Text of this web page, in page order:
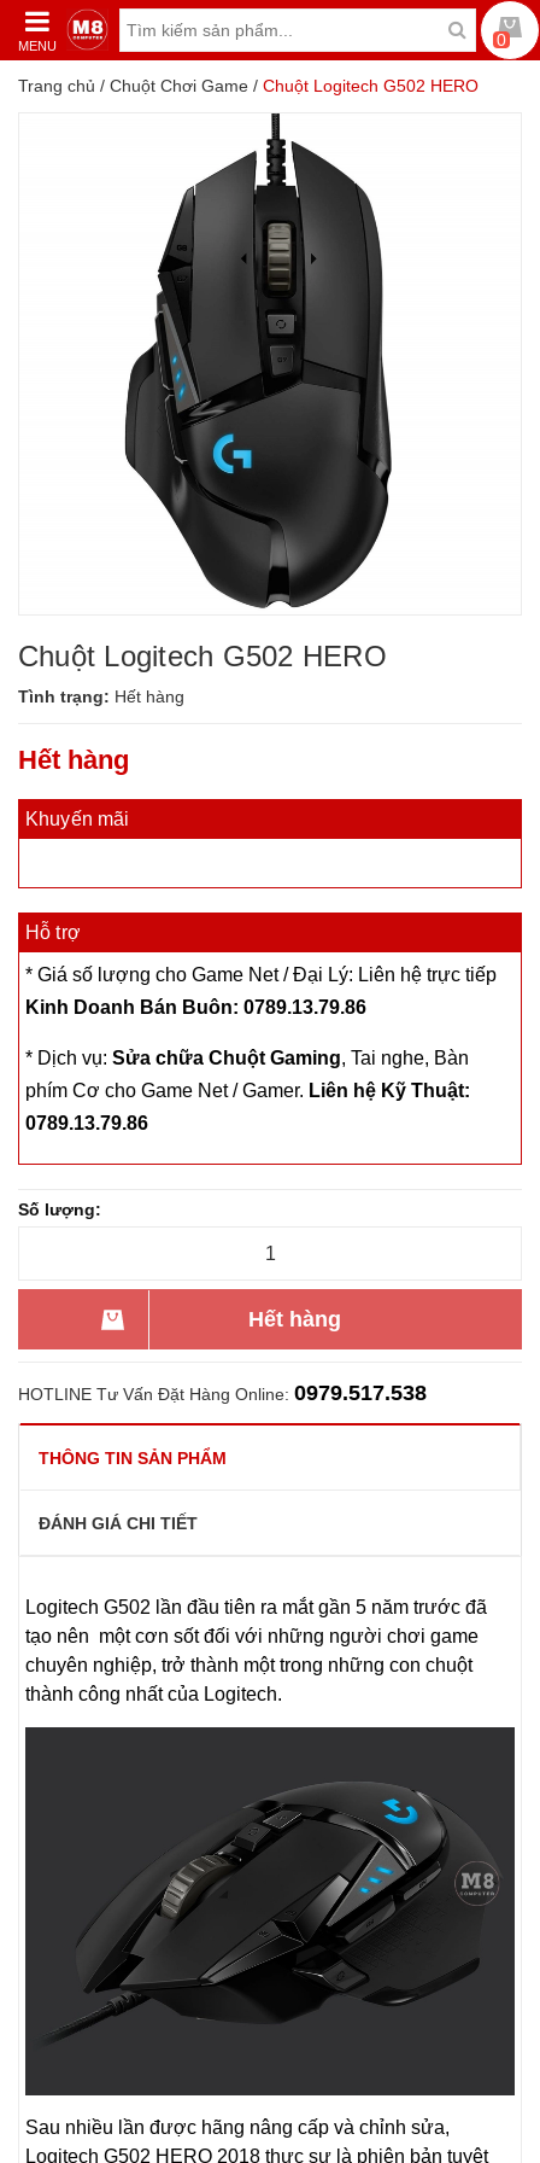
MENU 0
Trang chủ / Chuột Chơi Game / Chuột Logitech G502 HERO
Chuột Logitech G502 HERO
Tình trạng: Hết hàng
Hết hàng
Khuyến mãi
Hỗ trợ
* Giá số lượng cho Game Net / Đại Lý: Liên hệ trực tiếp
Kinh Doanh Bán Buôn: 0789.13.79.86
* Dịch vụ: Sửa chữa Chuột Gaming, Tai nghe, Bàn
phím Cơ cho Game Net / Gamer. Liên hệ Kỹ Thuật:
0789.13.79.86
Số lượng:
Hết hàng
HOTLINE Tư Vấn Đặt Hàng Online: 0979.517.538
THÔNG TIN SẢN PHẨM
ĐÁNH GIÁ CHI TIẾT
Logitech G502 lần đầu tiên ra mắt gần 5 năm trước đã
tạo nên một cơn sốt đối với những người chơi game
chuyên nghiệp, trở thành một trong những con chuột
thành công nhất của Logitech.
Sau nhiều lần được hãng nâng cấp và chỉnh sửa,
Logitech G502 HERO 2018 thực sự là phiên bản tuyệt